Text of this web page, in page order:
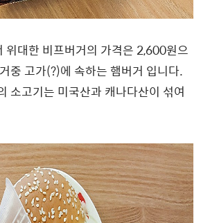
위대한 비프버거의 가격은 2,600원으
중 고가(?)에 속하는 햄버거 입니다.
소고기는 미국산과 캐나다산이 섞여